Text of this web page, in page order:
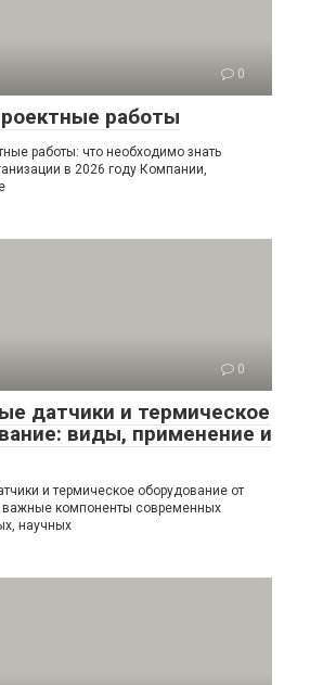
0
работы
работы: что необходимо знать
в 2026 году Компании,
0
датчики и термическое
виды, применение и
и термическое оборудование от
важные компоненты современных
научных